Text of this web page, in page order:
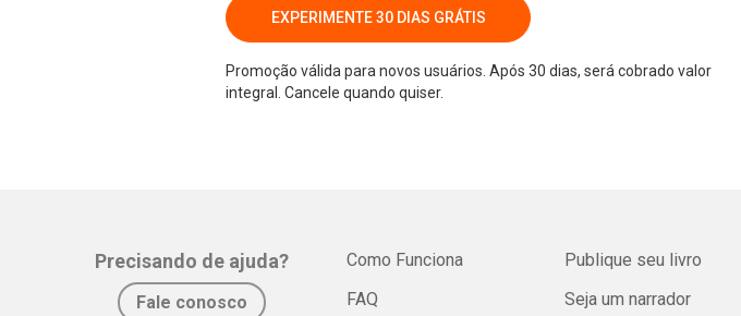
EXPERIMENTE 30 DIAS GRÁTIS
Promoção válida para novos usuários. Após 30 dias, será cobrado valor
integral. Cancele quando quiser.
Precisando de ajuda?
Fale conosco
Como Funciona
FAQ
Publique seu livro
Seja um narrador